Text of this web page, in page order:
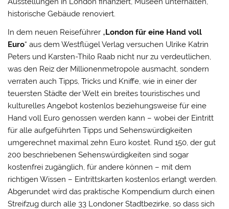
historische Gebäude renoviert.
In dem neuen Reiseführer „London für eine Hand voll
Euro“ aus dem Westflügel Verlag versuchen Ulrike Katrin
Peters und Karsten-Thilo Raab nicht nur zu verdeutlichen,
was den Reiz der Millionenmetropole ausmacht, sondern
verraten auch Tipps, Tricks und Kniffe, wie in einer der
teuersten Städte der Welt ein breites touristisches und
kulturelles Angebot kostenlos beziehungsweise für eine
Hand voll Euro genossen werden kann – wobei der Eintritt
für alle aufgeführten Tipps und Sehenswürdigkeiten
umgerechnet maximal zehn Euro kostet. Rund 150, der gut
200 beschriebenen Sehenswürdigkeiten sind sogar
kostenfrei zugänglich, für andere können – mit dem
richtigen Wissen – Eintrittskarten kostenlos erlangt werden.
Abgerundet wird das praktische Kompendium durch einen
Streifzug durch alle 33 Londoner Stadtbezirke, so dass sich